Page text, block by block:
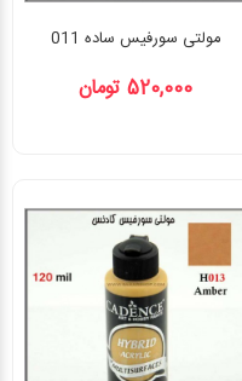
مولتی سورفیس ساده 011
520,000 تومان